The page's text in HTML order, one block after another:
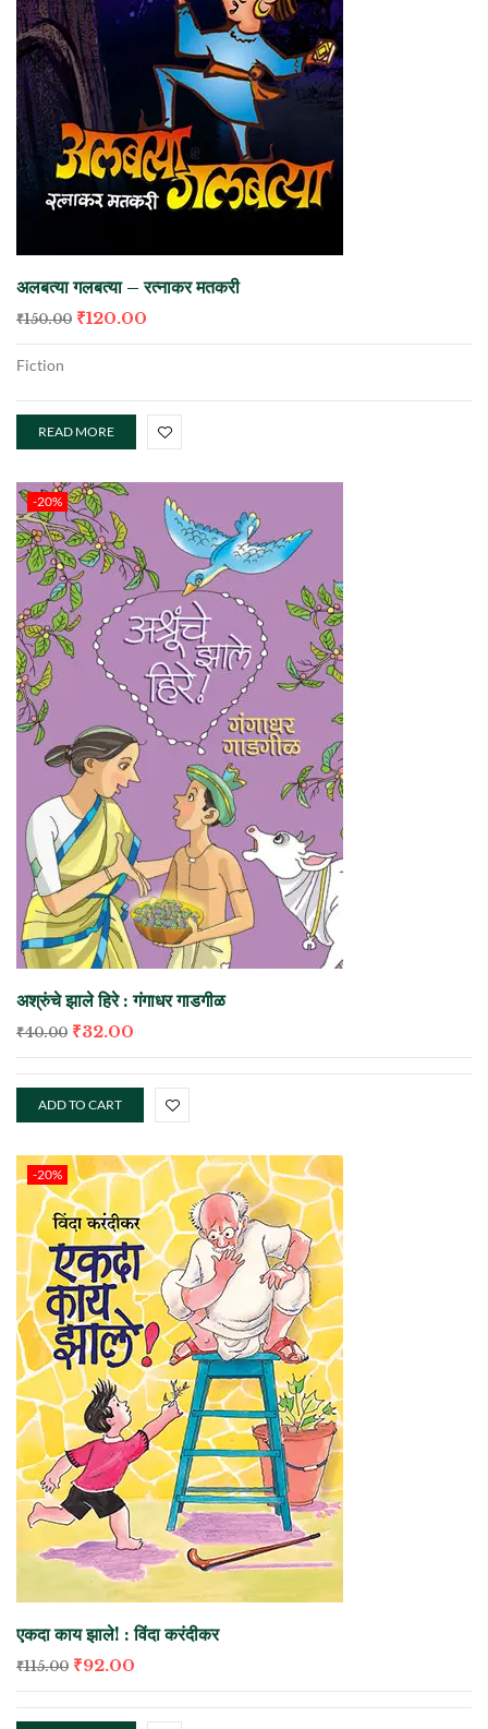
अलबत्या गलबत्या – रत्नाकर मतकरी
₹150.00 ₹120.00
Fiction
READ MORE
-20%
अश्रुंचे झाले हिरे : गंगाधर गाडगीळ
₹40.00 ₹32.00
ADD TO CART
-20%
एकदा काय झाले! : विंदा करंदीकर
₹115.00 ₹92.00